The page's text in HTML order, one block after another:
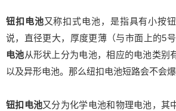
钮扣电池又称扣式电池，是指具有小按
说，直径更大，厚度更薄（与市面上的5号
电池从形状上分为电池，相应的电池类别
以及异形电池。那么纽扣电池短路会不会爆
钮扣电池又分为化学电池和物理电池，其